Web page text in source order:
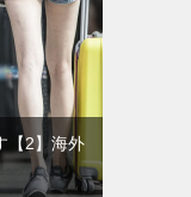
【2】海外